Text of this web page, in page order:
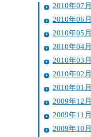
2010年07月
2010年06月
2010年05月
2010年04月
2010年03月
2010年02月
2010年01月
2009年12月
2009年11月
2009年10月